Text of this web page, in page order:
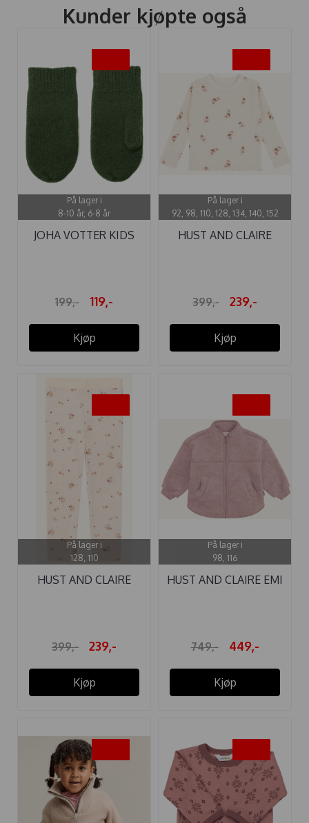
Kunder kjøpte også
På lager i
8-10 år, 6-8 år
JOHA VOTTER KIDS
199,- 119,-
Kjøp
På lager i
92, 98, 110, 128, 134, 140, 152
HUST AND CLAIRE
399,- 239,-
Kjøp
På lager i
128, 110
HUST AND CLAIRE
399,- 239,-
Kjøp
På lager i
98, 116
HUST AND CLAIRE EMI
749,- 449,-
Kjøp